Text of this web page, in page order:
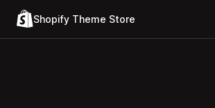
Shopify Theme Store